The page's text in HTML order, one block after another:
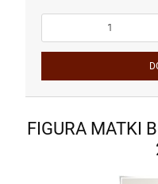
FIGURA MATKI